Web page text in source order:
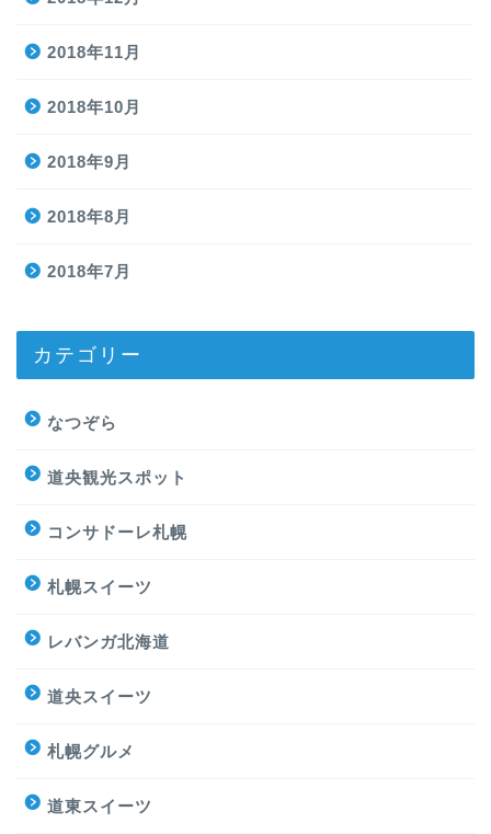
2018年11月
2018年10月
2018年9月
2018年8月
2018年7月
カテゴリー
なつぞら
道央観光スポット
コンサドーレ札幌
札幌スイーツ
レバンガ北海道
道央スイーツ
札幌グルメ
道東スイーツ